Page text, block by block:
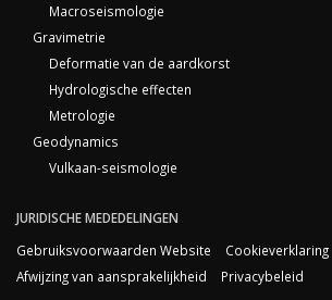
Macroseismologie
Gravimetrie
Deformatie van de aardkorst
Hydrologische effecten
Metrologie
Geodynamics
Vulkaan-seismologie
JURIDISCHE MEDEDELINGEN
Gebruiksvoorwaarden Website
Cookieverklaring
Afwijzing van aansprakelijkheid
Privacybeleid